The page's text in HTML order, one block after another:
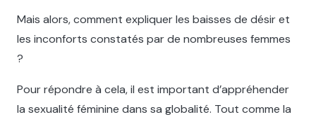
Mais alors, comment expliquer les baisses de désir et
les inconforts constatés par de nombreuses femmes
?
Pour répondre à cela, il est important d’appréhender
la sexualité féminine dans sa globalité. Tout comme la